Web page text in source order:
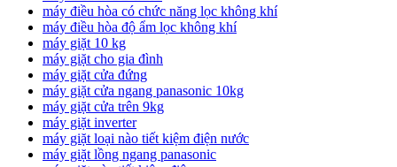
máy điều hòa có chức năng lọc không khí
máy điều hòa độ ẩm lọc không khí
máy giặt 10 kg
máy giặt cho gia đình
máy giặt cửa đứng
máy giặt cửa ngang panasonic 10kg
máy giặt cửa trên 9kg
máy giặt inverter
máy giặt loại nào tiết kiệm điện nước
máy giặt lồng ngang panasonic